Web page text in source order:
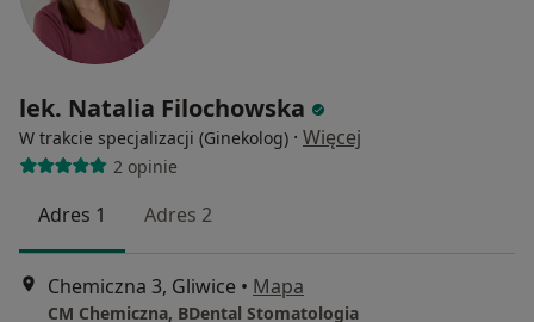
lek. Natalia Filochowska
W trakcie specjalizacji (Ginekolog) · Więcej
2 opinie
Adres 1 Adres 2
Chemiczna 3, Gliwice • Mapa
CM Chemiczna, BDental Stomatologia